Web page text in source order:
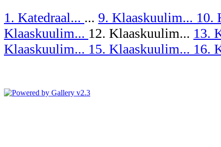
1. Katedraal... ... 9. Klaaskuulim... 10.
Klaaskuulim... 12. Klaaskuulim... 13.
Klaaskuulim... 15. Klaaskuulim... 16.